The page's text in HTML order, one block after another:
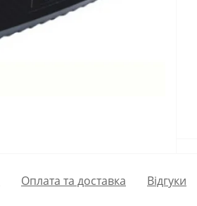
Оплата та доставка Відгуки